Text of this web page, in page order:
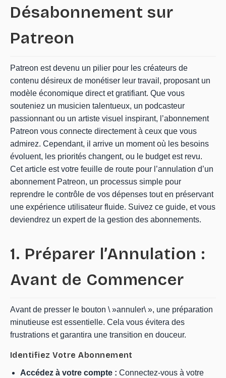
Désabonnement sur
Patreon
Patreon est devenu un pilier pour les créateurs de
contenu désireux de monétiser leur travail, proposant un
modèle économique direct et gratifiant. Que vous
souteniez un musicien talentueux, un podcasteur
passionnant ou un artiste visuel inspirant, l’abonnement
Patreon vous connecte directement à ceux que vous
admirez. Cependant, il arrive un moment où les besoins
évoluent, les priorités changent, ou le budget est revu.
Cet article est votre feuille de route pour l’annulation d’un
abonnement Patreon, un processus simple pour
reprendre le contrôle de vos dépenses tout en préservant
une expérience utilisateur fluide. Suivez ce guide, et vous
deviendrez un expert de la gestion des abonnements.
1. Préparer l’Annulation :
Avant de Commencer
Avant de presser le bouton \ »annuler\ », une préparation
minutieuse est essentielle. Cela vous évitera des
frustrations et garantira une transition en douceur.
Identifiez Votre Abonnement
Accédez à votre compte : Connectez-vous à votre